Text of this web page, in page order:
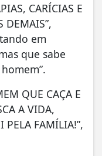
CARÍCIAS E
DEMAIS”,
em
que sabe
QUE CAÇA E
A VIDA,
PELA FAMÍLIA!”,